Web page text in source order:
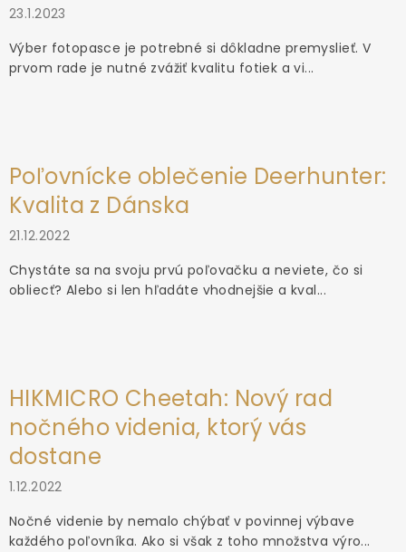
23.1.2023
Výber fotopasce je potrebné si dôkladne premyslieť. V
prvom rade je nutné zvážiť kvalitu fotiek a vi...
Poľovnícke oblečenie Deerhunter:
Kvalita z Dánska
21.12.2022
Chystáte sa na svoju prvú poľovačku a neviete, čo si
obliecť? Alebo si len hľadáte vhodnejšie a kval...
HIKMICRO Cheetah: Nový rad
nočného videnia, ktorý vás
dostane
1.12.2022
Nočné videnie by nemalo chýbať v povinnej výbave
každého poľovníka. Ako si však z toho množstva výro...